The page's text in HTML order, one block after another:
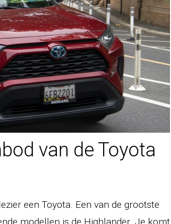
van de Toyota
een Toyota. Een van de grootste